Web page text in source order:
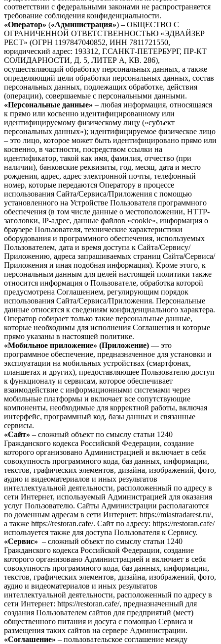
соответствии с федеральными законами не распространяется
требование соблюдения конфиденциальности.
«Оператор» («Администрация») – ОБЩЕСТВО С
ОГРАНИЧЕННОЙ ОТВЕТСТВЕННОСТЬЮ «ЭДВАЙЗЕР
РЕСТ» (ОГРН 1197847040852, ИНН 7811721550,
юридический адрес: 193312, Г.САНКТ-ПЕТЕРБУРГ, ПР-КТ
СОЛИДАРНОСТИ, Д. 5, ЛИТЕР А, КВ. 286),
осуществляющий обработку персональных данных, а также
определяющий цели обработки персональных данных, состав
персональных данных, подлежащих обработке, действия
(операции), совершаемые с персональными данными.
«Персональные данные» – любая информация, относящаяся
к прямо или косвенно идентифицированному или
идентифицируемому физическому лицу («субъект
персональных данных»); идентифицируемое физическое лицо
– это лицо, которое может быть идентифицировано прямо или
косвенно, в частности, посредством ссылки на
идентификатор, такой как имя, фамилия, отчество (при
наличии), банковские реквизиты, год, месяц, дата и место
рождения, адрес, адрес электронной почты, телефонный
номер, которые передаются Оператору в процессе
использования Сайта/Сервиса/Приложения с помощью
установленного на Устройстве Пользователя программного
обеспечения (в том числе данные о местоположении, HTTP-
заголовки, IP-адрес, данные файлов «cookie», информация о
браузере Пользователя, технические характеристики
оборудования и программного обеспечения, используемых
Пользователем, дата и время доступа к Сайта/Сервису/
Приложению, адреса запрашиваемых страниц Сайта/Сервиса/
Приложения и иная подобная информация). Кроме этого, к
персональным данным для целей настоящей политики также
относится информация о Пользователе, обработка которой
предусмотрена Соглашением, регулирующим порядок
использования Сайта/Сервиса/Приложения. Персональные
данные относятся к сведениям конфиденциального характера.
Оператор собирает только такие персональные данные,
которые необходимы для исполнения Соглашения и которые
прямо указаны в настоящей политике.
«Мобильное приложение» (Приложение) — это
программное обеспечение, предназначенное для установки и
эксплуатации на мобильных устройствах (смартфонах,
планшетах и других), предоставляющее Пользователю доступ
к функционалу и сервисам, которое обеспечивает
взаимодействие с информационными системами через
мобильные платформы и включает все сопутствующие
компоненты, необходимые для корректной работы, включая
интерфейс, программный код, базы данных и связанные
сервисы.
«Сайт» – сложный объект по смыслу статьи 1240
Гражданского кодекса Российской Федерации, создание
которого организовано Администрацией и включает в себя
совокупность программного кода, баз данных, информации,
текстов, графических элементов, дизайна, изображений, фото,
аудио и видеоматериалов и иных результатов
интеллектуальной деятельности, расположенный по адресу в
сети Интернет, используемый Администрацией для оказания
услуг Пользователю. Сайты Администрации располагаются
по доменным адресам в сети Интернет: https://miastradarest.ru/,
а также https://restoran.cafe/. Сайт по адресу: https://restoran.cafe/
используется также для доступа Пользователя к Сервису.
«Сервис» – сложный объект по смыслу статьи 1240
Гражданского кодекса Российской Федерации, создание
которого организовано Администрацией и включает в себя
совокупность программного кода, баз данных, информации,
текстов, графических элементов, дизайна, изображений, фото,
аудио и видеоматериалов и иных результатов
интеллектуальной деятельности, расположенный по адресу в
сети Интернет: https://restoran.cafe/, предназначенный для
создания Пользователем сайтов для предприятий (мест)
общественного питания и досуга с помощью Сервиса и
размещения таких сайтов на сервере Администрации.
«Соглашение» – пользовательское соглашение между